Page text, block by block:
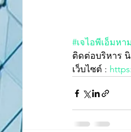
#เจไอพีเอ็มหา
ติดต่อบริหาร
เว็บไซต์ :